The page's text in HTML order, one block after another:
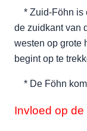
* Zuid-Föhn is
de zuidkant van
westen op grote
begint op te
* De Föhn
Invloed op de